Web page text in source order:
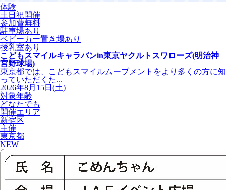
体験
土日祝開催
参加費無料
駐車場あり
ベビーカー置き場あり
授乳室あり
こどもスマイルキャラバンin東京ヤクルトスワローズ(明治神
宮野球場)
東京都では、こどもスマイルムーブメントをより多くの方に知
っていただくた...
2026年8月15日(土)
対象年齢
どなたでも
開催エリア
新宿区
主催
東京都
NEW